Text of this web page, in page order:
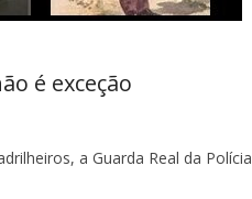
é exceção
a Guarda Real da Polícia